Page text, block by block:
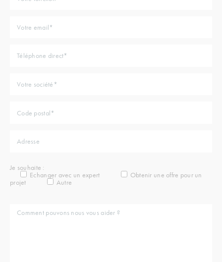
Je souhaite :
Echanger avec un expert
Obtenir une offre pour un
projet
Autre